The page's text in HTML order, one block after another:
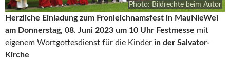
Photo: Bildrechte beim Autor
Herzliche Einladung zum Fronleichnamsfest in MauNieWei
am Donnerstag, 08. Juni 2023 um 10 Uhr Festmesse mit
eigenem Wortgottesdienst für die Kinder in der Salvator-
Kirche